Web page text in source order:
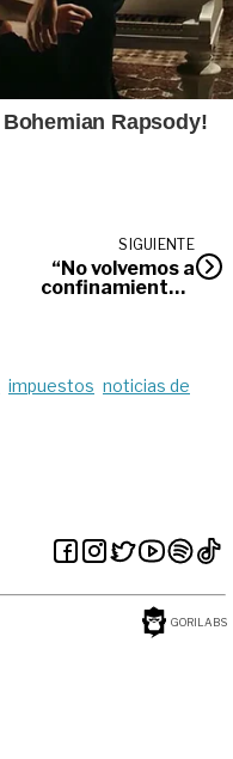
SIGUIENTE
“No volvemos a
confinamiento”:
impuestos noticias de
GORILABS